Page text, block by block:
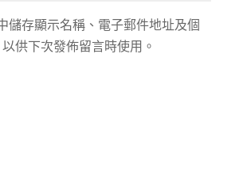
儲存顯示名稱、電子郵件地址及個
供下次發佈留言時使用。